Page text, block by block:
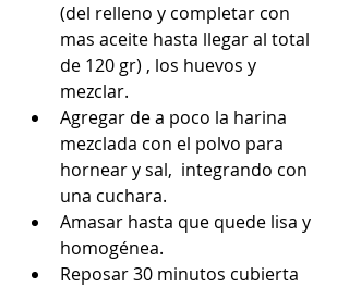
(del relleno y completar con
mas aceite hasta llegar al total
de 120 gr) , los huevos y
mezclar.
Agregar de a poco la harina
mezclada con el polvo para
hornear y sal,  integrando con
una cuchara.
Amasar hasta que quede lisa y
homogénea.
Reposar 30 minutos cubierta